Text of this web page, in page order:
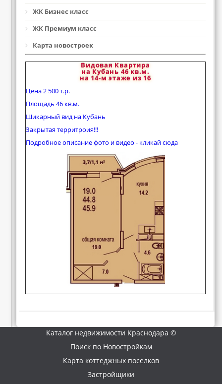
ЖК Бизнес класс
ЖК Премиум класс
Карта новостроек
Видовая Квартира
на Кубань 46 кв.м.
на 14-м этаже из 16
Цена 2 500 т.р.
Площадь 46 кв.м.
Шикарный вид на Кубань
Закрытая территроия!!!
Подробное описание фото и видео - кликай сюда
Каталог недвижимости Краснодара ©
Поиск по Новостройкам
Карта коттеджных поселков
Застройщики